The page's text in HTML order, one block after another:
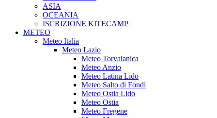
ASIA
OCEANIA
ISCRIZIONE KITECAMP
METEO
Meteo Italia
Meteo Lazio
Meteo Torvaianica
Meteo Anzio
Meteo Latina Lido
Meteo Salto di Fondi
Meteo Ostia Lido
Meteo Ostia
Meteo Fregene